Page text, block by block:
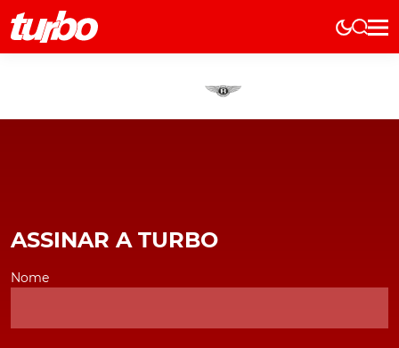
Elétricos
Técnica
Marcas
ASSINAR A TURBO
Nome